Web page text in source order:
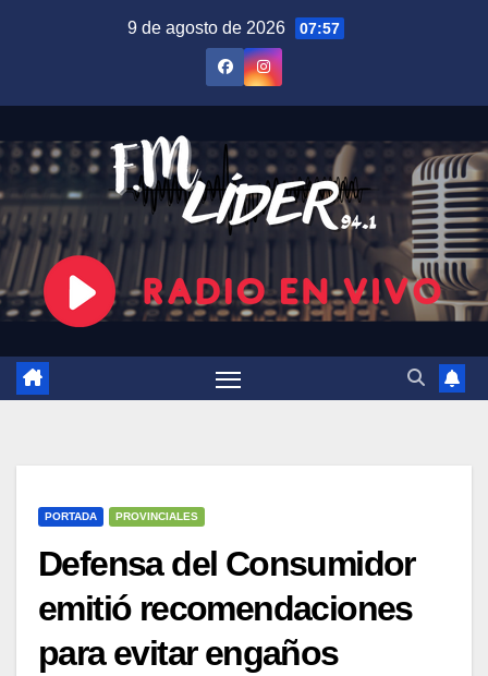
9 de agosto de 2026 07:57
PORTADA PROVINCIALES
Defensa del Consumidor
emitió recomendaciones
para evitar engaños